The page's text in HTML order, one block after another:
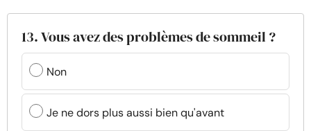
13. Vous avez des problèmes de sommeil ?
Non
Je ne dors plus aussi bien qu'avant